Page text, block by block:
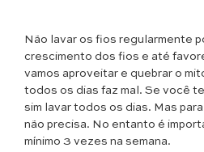
Não lavar os fios regularmente
crescimento dos fios e até
vamos aproveitar e quebrar o
todos os dias faz mal. Se você
sim lavar todos os dias. Mas
não precisa. No entanto é
mínimo 3 vezes na semana.